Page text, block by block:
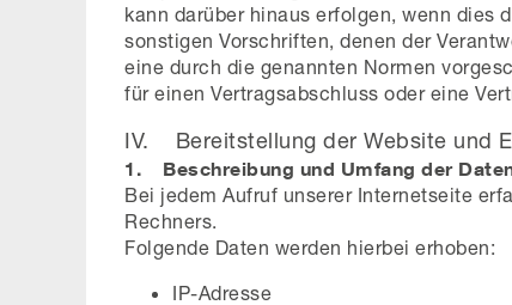
kann darüber hinaus erfolgen, wenn dies
sonstigen Vorschriften, denen der
eine durch die genannten Normen
für einen Vertragsabschluss oder eine
IV. Bereitstellung der Website und
1. Beschreibung und Umfang der
Bei jedem Aufruf unserer Internetseite
Rechners.
Folgende Daten werden hierbei erhoben:
IP-Adresse